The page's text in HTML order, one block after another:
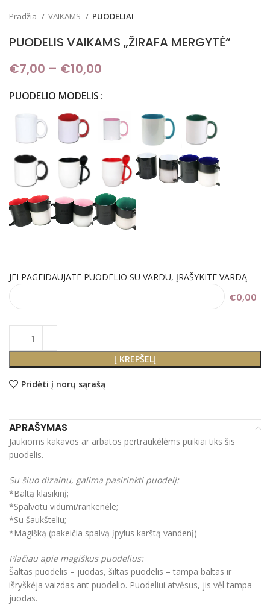
Pradžia VAIKAMS PUODELIAI
PUODELIS VAIKAMS „ŽIRAFA MERGYTĖ“
€7,00 – €10,00
PUODELIO MODELIS
JEI PAGEIDAUJATE PUODELIO SU VARDU, ĮRAŠYKITE VARDĄ
€0,00
Į KREPŠELĮ
Pridėti į norų sąrašą
APRAŠYMAS
Jaukioms kakavos ar arbatos pertraukėlėms puikiai tiks šis
puodelis.
Su šiuo dizainu, galima pasirinkti puodelį:
*Baltą klasikinį;
*Spalvotu vidumi/rankenėle;
*Su šaukšteliu;
*Magišką (pakeičia spalvą įpylus karštą vandenį)
Plačiau apie magiškus puodelius:
Šaltas puodelis – juodas, šiltas puodelis – tampa baltas ir
išryškėja vaizdas ant puodelio. Puodeliui atvėsus, jis vėl tampa
juodas.